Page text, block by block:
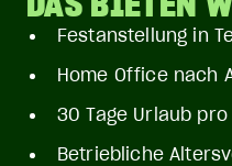
Festanstellung in
Home Office nach
30 Tage Urlaub
Betriebliche